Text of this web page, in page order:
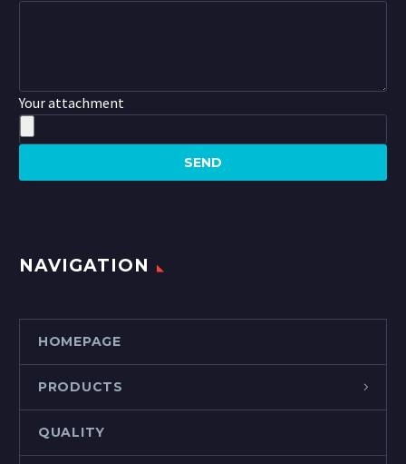
Your attachment
NAVIGATION
HOMEPAGE
PRODUCTS
QUALITY